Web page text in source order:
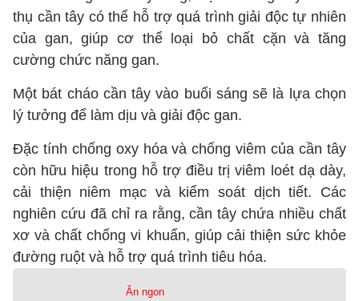
thụ cần tây có thể hỗ trợ quá trình giải độc tự nhiên
của gan, giúp cơ thể loại bỏ chất cặn và tăng
cường chức năng gan.
Một bát cháo cần tây vào buổi sáng sẽ là lựa chọn
lý tưởng để làm dịu và giải độc gan.
Đặc tính chống oxy hóa và chống viêm của cần tây
còn hữu hiệu trong hỗ trợ điều trị viêm loét dạ dày,
cải thiện niêm mạc và kiểm soát dịch tiết. Các
nghiên cứu đã chỉ ra rằng, cần tây chứa nhiều chất
xơ và chất chống vi khuẩn, giúp cải thiện sức khỏe
đường ruột và hỗ trợ quá trình tiêu hóa.
Ăn ngon